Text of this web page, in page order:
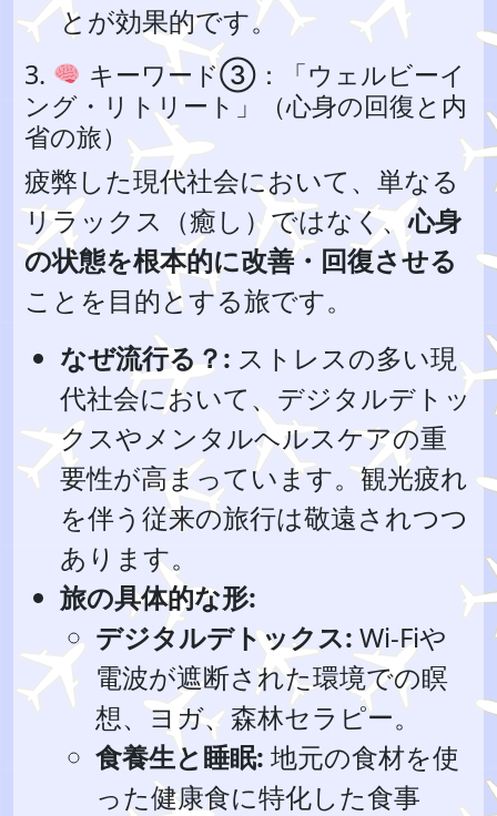
とが効果的です。
3.
キーワード③：「ウェルビーイ
ング・リトリート」（心身の回復と内
省の旅）
疲弊した現代社会において、単なる
リラックス（癒し）ではなく、心身
の状態を根本的に改善・回復させる
ことを目的とする旅です。
なぜ流行る？: ストレスの多い現
代社会において、デジタルデトッ
クスやメンタルヘルスケアの重
要性が高まっています。観光疲れ
を伴う従来の旅行は敬遠されつつ
あります。
旅の具体的な形:
デジタルデトックス: Wi-Fiや
電波が遮断された環境での瞑
想、ヨガ、森林セラピー。
食養生と睡眠: 地元の食材を使
った健康食に特化した食事